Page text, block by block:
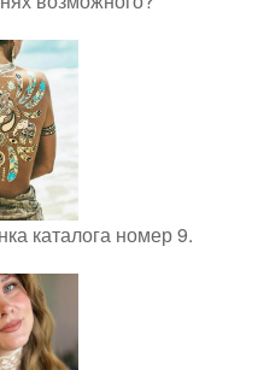
каталога номер 9.